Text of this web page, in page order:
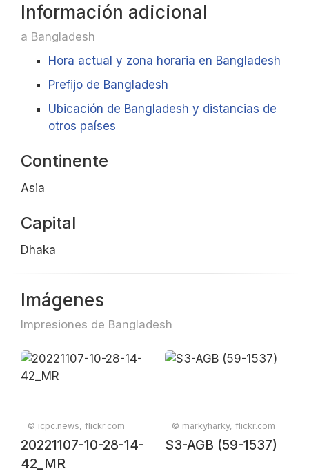
Información adicional
a Bangladesh
Hora actual y zona horaria en Bangladesh
Prefijo de Bangladesh
Ubicación de Bangladesh y distancias de
otros países
Continente
Asia
Capital
Dhaka
Imágenes
Impresiones de Bangladesh
© icpc.news, flickr.com
20221107-10-28-14-
42_MR
© markyharky, flickr.com
S3-AGB (59-1537)